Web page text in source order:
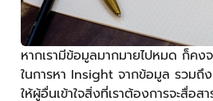
หากเรามีข้อมูลมากมายไปหมด ก็คง
ในการหา Insight จากข้อมูล รวมถึ
ให้ผู้อื่นเข้าใจสิ่งที่เราต้องการจะสื่อ